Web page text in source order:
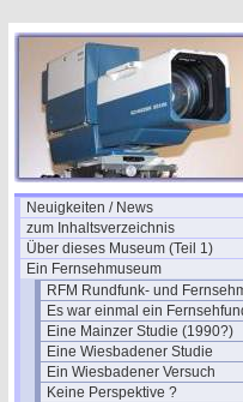
Neuigkeiten / News
zum Inhaltsverzeichnis
Über dieses Museum (Teil 1)
Ein Fernsehmuseum
RFM Rundfunk- und
Es war einmal ein
Eine Mainzer Studie (1990?)
Eine Wiesbadener Studie
Ein Wiesbadener Versuch
Keine Perspektive ?